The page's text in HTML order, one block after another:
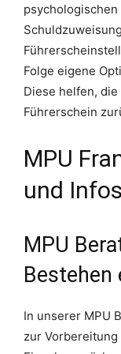
psychologischen
Folge eigene
Diese helfen,
Führerschein
MPU
und Infos
MPU
Bestehen
In unserer MPU
zur Vorbereitung